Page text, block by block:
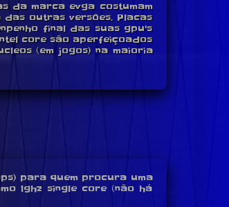
da marca evga costumam
outras versões. Placas
final das suas gpu's
core são aperfeiçoados
(em jogos) na maioria
para quem procura uma
1ghz single core (não há